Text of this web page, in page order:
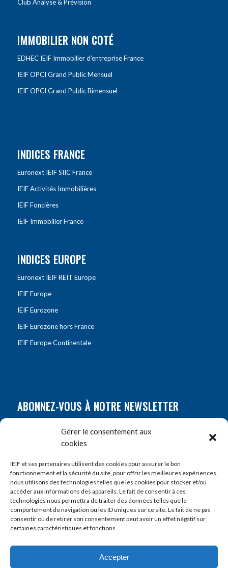
Gérer le consentement aux
cookies
IEIF et ses partenaires utilisent des cookies pour assurer le bon
fonctionnement et la sécurité du site, pour offrir les meilleures expériences,
nous utilisons des technologies telles que les cookies pour stocker et/ou
accéder aux informations des appareils. Le fait de consentir à ces
technologies nous permettra de traiter des données telles que le
comportement de navigation ou les ID uniques sur ce site. Le fait de ne pas
consentir ou de retirer son consentement peut avoir un effet négatif sur
certaines caractéristiques et fonctions.
Accepter
Club Analyse & Prévision
IMMOBILIER NON COTÉ
EDHEC IEIF Immobilier d’entreprise France
IEIF OPCI Grand Public Mensuel
IEIF OPCI Grand Public Bimensuel
INDICES FRANCE
Euronext IEIF SIIC France
IEIF Activités Immobilières
IEIF Foncières
IEIF Immobilier France
INDICES EUROPE
Euronext IEIF REIT Europe
IEIF Europe
IEIF Eurozone
IEIF Eurozone hors France
IEIF Europe Continentale
ABONNEZ-VOUS À NOTRE NEWSLETTER
Prénom*
E-mail*